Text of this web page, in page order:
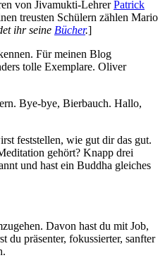
von Jivamukti-LehrerPatrick
treusten Schülern zählen Mario
ihr seine Bücher.]
Für meinen Blog
tolle Exemplare. Oliver
Bye-bye, Bierbauch. Hallo,
feststellen, wie gut dir das gut.
gehört? Knapp drei
und hast ein Buddha gleiches
Davon hast du mit Job,
präsenter, fokussierter, sanfter